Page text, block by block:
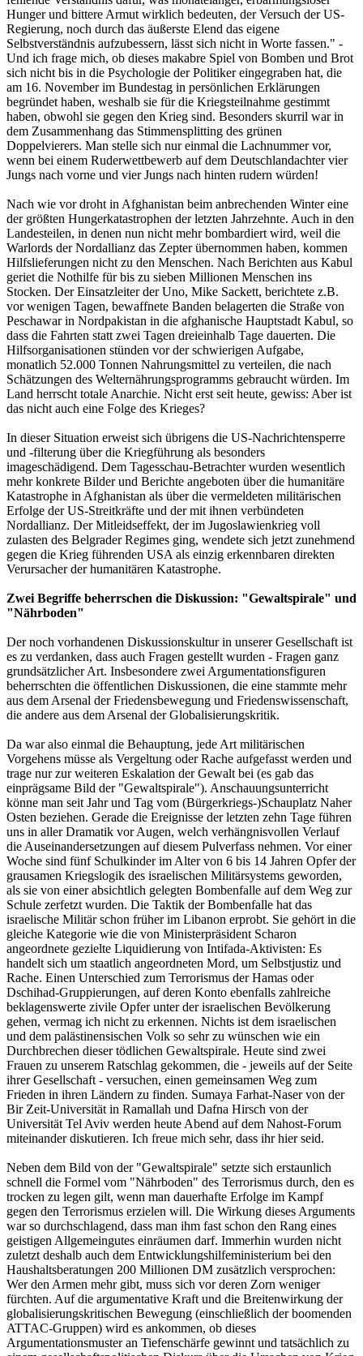
Hunger und bittere Armut wirklich bedeuten, der Versuch der US-
Regierung, noch durch das äußerste Elend das eigene
Selbstverständnis aufzubessern, lässt sich nicht in Worte fassen." -
Und ich frage mich, ob dieses makabre Spiel von Bomben und Brot
sich nicht bis in die Psychologie der Politiker eingegraben hat, die
am 16. November im Bundestag in persönlichen Erklärungen
begründet haben, weshalb sie für die Kriegsteilnahme gestimmt
haben, obwohl sie gegen den Krieg sind. Besonders skurril war in
dem Zusammenhang das Stimmensplitting des grünen
Doppelvierers. Man stelle sich nur einmal die Lachnummer vor,
wenn bei einem Ruderwettbewerb auf dem Deutschlandachter vier
Jungs nach vorne und vier Jungs nach hinten rudern würden!
Nach wie vor droht in Afghanistan beim anbrechenden Winter eine
der größten Hungerkatastrophen der letzten Jahrzehnte. Auch in den
Landesteilen, in denen nun nicht mehr bombardiert wird, weil die
Warlords der Nordallianz das Zepter übernommen haben, kommen
Hilfslieferungen nicht zu den Menschen. Nach Berichten aus Kabul
geriet die Nothilfe für bis zu sieben Millionen Menschen ins
Stocken. Der Einsatzleiter der Uno, Mike Sackett, berichtete z.B.
vor wenigen Tagen, bewaffnete Banden belagerten die Straße von
Peschawar in Nordpakistan in die afghanische Hauptstadt Kabul, so
dass die Fahrten statt zwei Tagen dreieinhalb Tage dauerten. Die
Hilfsorganisationen stünden vor der schwierigen Aufgabe,
monatlich 52.000 Tonnen Nahrungsmittel zu verteilen, die nach
Schätzungen des Welternährungsprogramms gebraucht würden. Im
Land herrscht totale Anarchie. Nicht erst seit heute, gewiss: Aber ist
das nicht auch eine Folge des Krieges?
In dieser Situation erweist sich übrigens die US-Nachrichtensperre
und -filterung über die Kriegführung als besonders
imageschädigend. Dem Tagesschau-Betrachter wurden wesentlich
mehr konkrete Bilder und Berichte angeboten über die humanitäre
Katastrophe in Afghanistan als über die vermeldeten militärischen
Erfolge der US-Streitkräfte und der mit ihnen verbündeten
Nordallianz. Der Mitleidseffekt, der im Jugoslawienkrieg voll
zulasten des Belgrader Regimes ging, wendete sich jetzt zunehmend
gegen die Krieg führenden USA als einzig erkennbaren direkten
Verursacher der humanitären Katastrophe.
Zwei Begriffe beherrschen die Diskussion: "Gewaltspirale" und
"Nährboden"
Der noch vorhandenen Diskussionskultur in unserer Gesellschaft ist
es zu verdanken, dass auch Fragen gestellt wurden - Fragen ganz
grundsätzlicher Art. Insbesondere zwei Argumentationsfiguren
beherrschten die öffentlichen Diskussionen, die eine stammte mehr
aus dem Arsenal der Friedensbewegung und Friedenswissenschaft,
die andere aus dem Arsenal der Globalisierungskritik.
Da war also einmal die Behauptung, jede Art militärischen
Vorgehens müsse als Vergeltung oder Rache aufgefasst werden und
trage nur zur weiteren Eskalation der Gewalt bei (es gab das
einprägsame Bild der "Gewaltspirale"). Anschauungsunterricht
könne man seit Jahr und Tag vom (Bürgerkriegs-)Schauplatz Naher
Osten beziehen. Gerade die Ereignisse der letzten zehn Tage führen
uns in aller Dramatik vor Augen, welch verhängnisvollen Verlauf
die Auseinandersetzungen auf diesem Pulverfass nehmen. Vor einer
Woche sind fünf Schulkinder im Alter von 6 bis 14 Jahren Opfer der
grausamen Kriegslogik des israelischen Militärsystems geworden,
als sie von einer absichtlich gelegten Bombenfalle auf dem Weg zur
Schule zerfetzt wurden. Die Taktik der Bombenfalle hat das
israelische Militär schon früher im Libanon erprobt. Sie gehört in die
gleiche Kategorie wie die von Ministerpräsident Scharon
angeordnete gezielte Liquidierung von Intifada-Aktivisten: Es
handelt sich um staatlich angeordneten Mord, um Selbstjustiz und
Rache. Einen Unterschied zum Terrorismus der Hamas oder
Dschihad-Gruppierungen, auf deren Konto ebenfalls zahlreiche
beklagenswerte zivile Opfer unter der israelischen Bevölkerung
gehen, vermag ich nicht zu erkennen. Nichts ist dem israelischen
und dem palästinensischen Volk so sehr zu wünschen wie ein
Durchbrechen dieser tödlichen Gewaltspirale. Heute sind zwei
Frauen zu unserem Ratschlag gekommen, die - jeweils auf der Seite
ihrer Gesellschaft - versuchen, einen gemeinsamen Weg zum
Frieden in ihren Ländern zu finden. Sumaya Farhat-Naser von der
Bir Zeit-Universität in Ramallah und Dafna Hirsch von der
Universität Tel Aviv werden heute Abend auf dem Nahost-Forum
miteinander diskutieren. Ich freue mich sehr, dass ihr hier seid.
Neben dem Bild von der "Gewaltspirale" setzte sich erstaunlich
schnell die Formel vom "Nährboden" des Terrorismus durch, den es
trocken zu legen gilt, wenn man dauerhafte Erfolge im Kampf
gegen den Terrorismus erzielen will. Die Wirkung dieses Arguments
war so durchschlagend, dass man ihm fast schon den Rang eines
geistigen Allgemeingutes einräumen darf. Immerhin wurden nicht
zuletzt deshalb auch dem Entwicklungshilfeministerium bei den
Haushaltsberatungen 200 Millionen DM zusätzlich versprochen:
Wer den Armen mehr gibt, muss sich vor deren Zorn weniger
fürchten. Auf die argumentative Kraft und die Breitenwirkung der
globalisierungskritischen Bewegung (einschließlich der boomenden
ATTAC-Gruppen) wird es ankommen, ob dieses
Argumentationsmuster an Tiefenschärfe gewinnt und tatsächlich zu